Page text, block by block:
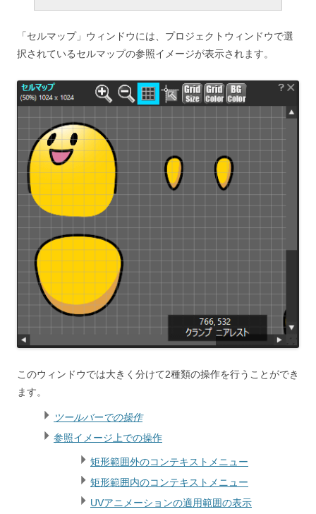
「セルマップ」ウィンドウには、プロジェクトウィンドウで選
択されているセルマップの参照イメージが表示されます。
このウィンドウでは大きく分けて2種類の操作を行うことができ
ます。
ツールバーでの操作
参照イメージ上での操作
矩形範囲外のコンテキストメニュー
矩形範囲内のコンテキストメニュー
UVアニメーションの適用範囲の表示